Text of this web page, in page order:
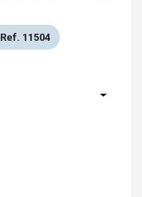
Ref. 11504